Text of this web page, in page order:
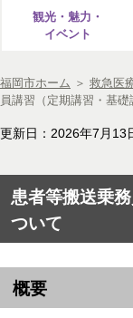
観光・魅力・
イベント
福岡市ホーム ＞ 救急医
員講習（定期講習・基
更新日：2026年7月13
患者等搬送乗
ついて
概要